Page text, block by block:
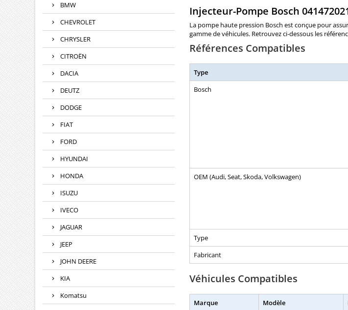
BMW
CHEVROLET
CHRYSLER
CITROËN
DACIA
DEUTZ
DODGE
FIAT
FORD
HYUNDAI
HONDA
ISUZU
IVECO
JAGUAR
JEEP
JOHN DEERE
KIA
Komatsu
Injecteur-Pompe Bosch
La pompe haute pression Bosch est conçue pour
gamme de véhicules. Retrouvez ci-dessous les
Références Compatibles
Type
Bosch
OEM (Audi, Seat, Skoda, Volkswagen)
Type
Fabricant
Véhicules Compatibles
Marque Modèle